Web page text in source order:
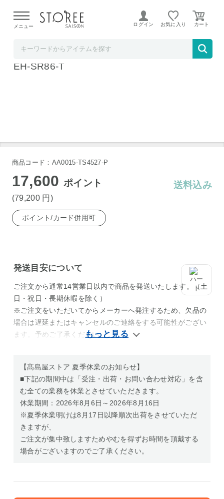
よる配送遅延が発生しております。
メニュー ログイン お気に入り
パナソニック バイタリフト RF EX ブラウン
EH-SR86-T
商品コード：AA0015-TS4527-P
17,600ポイント
(79,200 円 )
送料込み
ポイント/カード併用可
発送目安について
ご注文から通常14営業日以内で商品を発送いたします。（土
日・祝日・長期休暇を除く）
※ご注文をいただいてからメーカーへ発注するため、欠品の
場合は遅延またはキャンセルのご連絡をする可能性がござい
ます。予めご了承ください。
【髙島屋ストア 夏季休業のお知らせ】
■下記の期間中は「受注・出荷・お問い合わせ対応」を含
む全ての業務を休業とさせていただきます。
休業期間：2026年8月6日～2026年8月16日
※夏季休業明けは8月17日以降順次出荷をさせていただ
きますが、
ご注文が集中致しますためやむを得ずお時間を頂戴する
場合がございますのでご了承ください。